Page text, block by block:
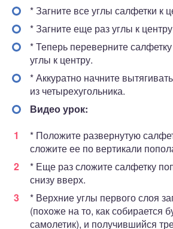
* Загните все углы салфетки к
* Загните еще раз углы к
* Теперь переверните
углы к центру.
* Аккуратно начните
из четырехугольника.
Видео урок:
* Положите развернутую
сложите ее по вертикали
* Еще раз сложите салфетку
снизу вверх.
* Верхние углы первого слоя
(похоже на то, как собирается
самолетик), и получившийся